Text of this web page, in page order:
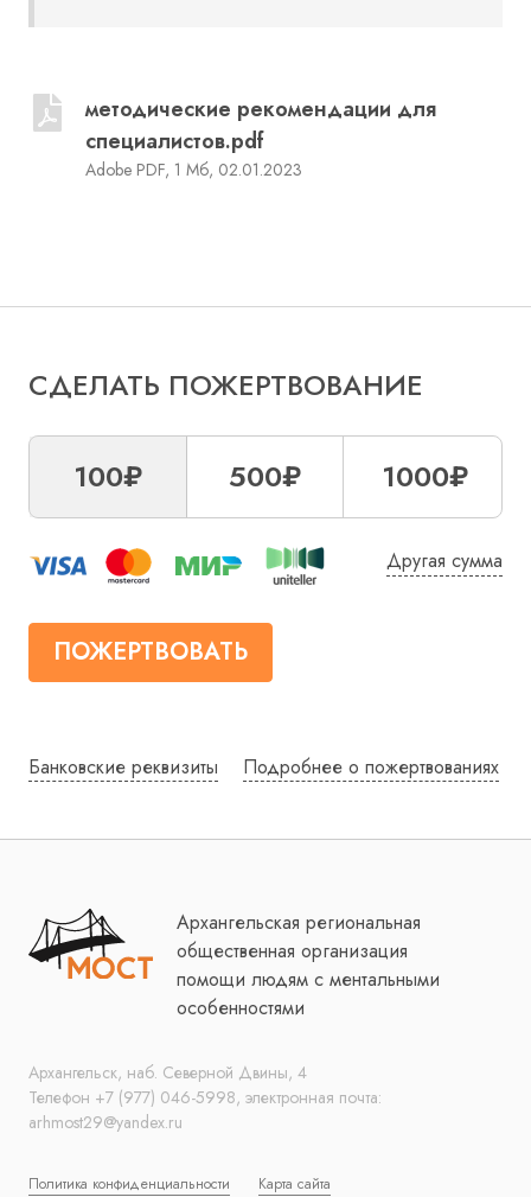
методические рекомендации для
специалистов.pdf
Adobe PDF, 1 Мб, 02.01.2023
СДЕЛАТЬ ПОЖЕРТВОВАНИЕ
100₽ 500₽ 1000₽
Другая сумма
ПОЖЕРТВОВАТЬ
Банковские реквизиты Подробнее о пожертвованиях
Архангельская региональная
общественная организация
помощи людям с ментальными
особенностями
Архангельск, наб. Северной Двины, 4
Телефон +7 (977) 046-5998, электронная почта:
arhmost29@yandex.ru
Политика конфиденциальности Карта сайта